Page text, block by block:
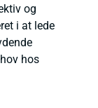
og
i at lede
hos